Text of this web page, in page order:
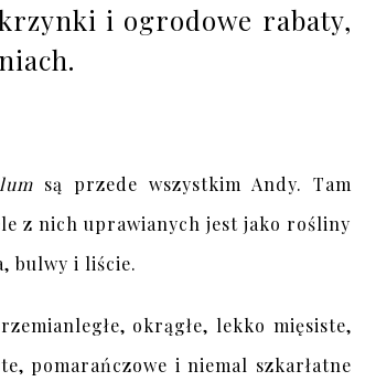
i ogrodowe rabaty,
są przede wszystkim Andy. Tam
z nich uprawianych jest jako rośliny
bulwy i liście.
okrągłe, lekko mięsiste,
pomarańczowe i niemal szkarłatne